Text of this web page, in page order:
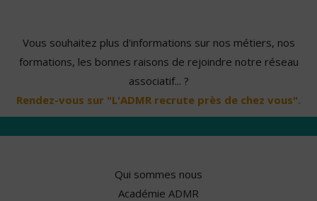
Vous souhaitez plus d'informations sur nos métiers, nos
formations, les bonnes raisons de rejoindre notre réseau
associatif... ?
Rendez-vous sur "L'ADMR recrute près de chez vous".
Qui sommes nous
Académie ADMR